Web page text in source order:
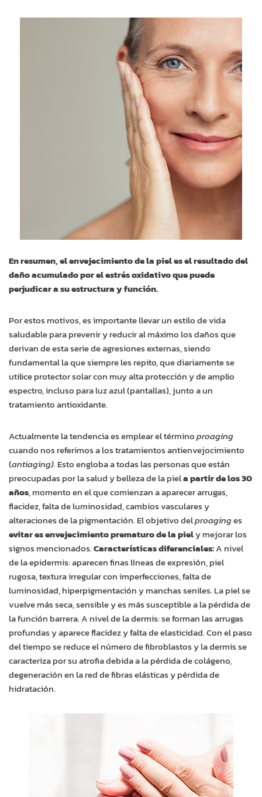
En resumen, el envejecimiento de la piel es el resultado del
daño acumulado por el estrés oxidativo que puede
perjudicar a su estructura y función.
Por estos motivos, es importante llevar un estilo de vida
saludable para prevenir y reducir al máximo los daños que
derivan de esta serie de agresiones externas, siendo
fundamental la que siempre les repito, que diariamente se
utilice protector solar con muy alta protección y de amplio
espectro, incluso para luz azul (pantallas), junto a un
tratamiento antioxidante.
Actualmente la tendencia es emplear el términoproaging
cuando nos referimos a los tratamientos antienvejocimiento
(antiaging). Esto engloba a todas las personas que están
preocupadas por la salud y belleza de la piela partir de los 30
años, momento en el que comienzan a aparecer arrugas,
flacidez, falta de luminosidad, cambios vasculares y
alteraciones de la pigmentación. El objetivo delproaginges
evitar es envejecimiento prematuro de la piely mejorar los
signos mencionados.Características diferenciales:A nivel
de la epidermis: aparecen finas líneas de expresión, piel
rugosa, textura irregular con imperfecciones, falta de
luminosidad, hiperpigmentación y manchas seniles. La piel se
vuelve más seca, sensible y es más susceptible a la pérdida de
la función barrera. A nivel de la dermis: se forman las arrugas
profundas y aparece flacidez y falta de elasticidad. Con el paso
del tiempo se reduce el número de fibroblastos y la dermis se
caracteriza por su atrofia debida a la pérdida de colágeno,
degeneración en la red de fibras elásticas y pérdida de
hidratación.